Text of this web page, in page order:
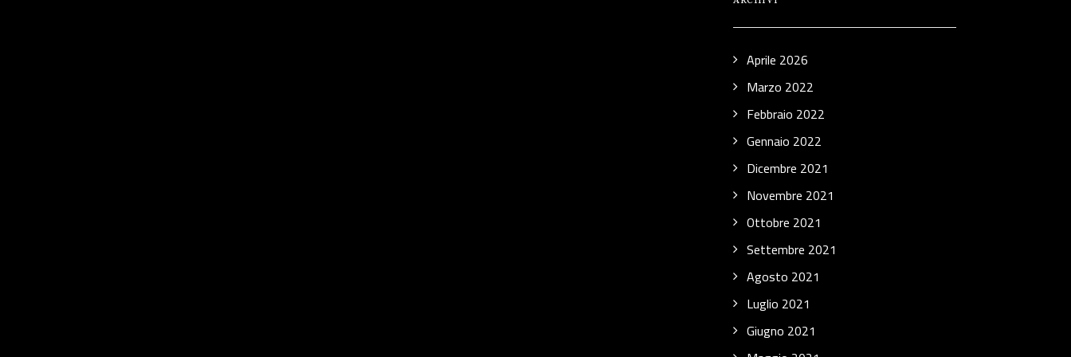
Aprile 2026
Marzo 2022
Febbraio 2022
Gennaio 2022
Dicembre 2021
Novembre 2021
Ottobre 2021
Settembre 2021
Agosto 2021
Luglio 2021
Giugno 2021